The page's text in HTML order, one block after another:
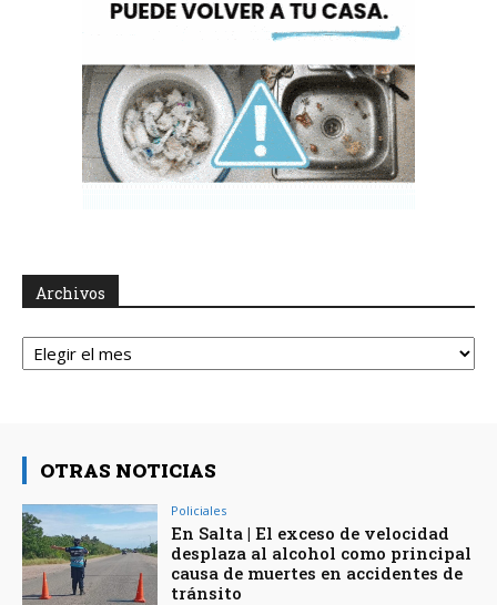
Archivos
Archivos
OTRAS NOTICIAS
Policiales
En Salta | El exceso de velocidad
desplaza al alcohol como principal
causa de muertes en accidentes de
tránsito